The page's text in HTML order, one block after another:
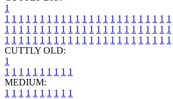
1
1 1 1 1 1 1 1 1 1 1 1 1 1 1 1 1 1 1 1 1 1 1 1 1
1 1 1 1 1 1 1 1 1 1 1 1 1 1 1 1 1 1 1 1 1 1 1 1
1 1 1 1 1 1 1 1 1 1 1 1 1 1 1 1 1 1 1 1 1 1 1 1
CUTTLY OLD:
1
1 1 1 1 1 1 1 1 1 1
MEDIUM:
1 1 1 1 1 1 1 1 1 1